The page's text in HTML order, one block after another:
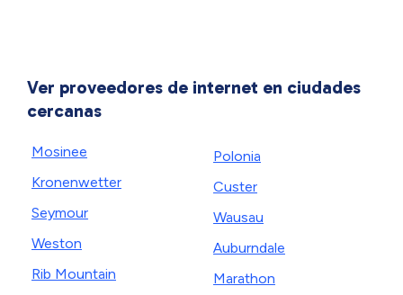
Ver proveedores de internet en ciudades
cercanas
Mosinee
Kronenwetter
Seymour
Weston
Rib Mountain
Polonia
Custer
Wausau
Auburndale
Marathon